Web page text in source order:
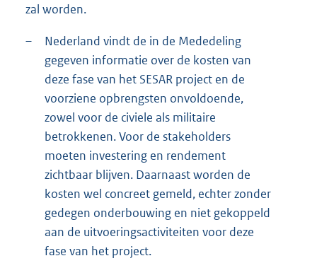
zal worden.
–
Nederland vindt de in de Mededeling
gegeven informatie over de kosten van
deze fase van het SESAR project en de
voorziene opbrengsten onvoldoende,
zowel voor de civiele als militaire
betrokkenen. Voor de stakeholders
moeten investering en rendement
zichtbaar blijven. Daarnaast worden de
kosten wel concreet gemeld, echter zonder
gedegen onderbouwing en niet gekoppeld
aan de uitvoeringsactiviteiten voor deze
fase van het project.